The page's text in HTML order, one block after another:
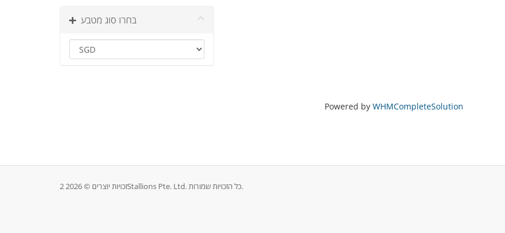
בחרו סוג מטבע
Powered by WHMCompleteSolution
זכויות יוצרים © 2026 2Stallions Pte. Ltd. כל הזכויות שמורות.